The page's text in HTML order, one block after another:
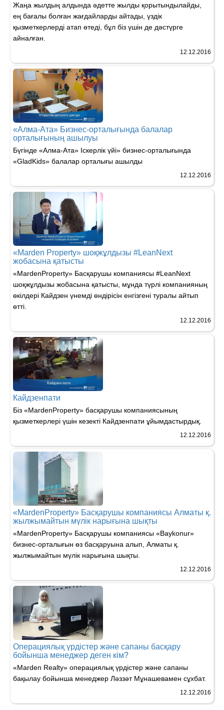
Жаңа жылдың алдында әдетте жылды қорытындылайды,
ең бағалы болған жағдайларды айтады, үздік
қызметкерлерді атап өтеді, бұл біз үшін де дәстүрге
айналған.
12.12.2016
«Алма-Ата» Бизнес-орталығында балалар
орталығының ашылуы
​Бүгінде «Алма-Ата» Іскерлік үйі» бизнес-орталығында
«GladKids» балалар орталығы ашылды
12.12.2016
«Marden Property» шоқжұлдызы #‎LeanNext
жобасына қатысты
«MardenProperty» Басқарушы компаниясы #‎LeanNext
шоқжұлдызы жобасына қатысты, мұнда түрлі компанияның
өкілдері Кайдзен үнемді өндірісін енгізгені туралы айтып
өтті.
12.12.2016
Кайдзенпати
Біз «MardenProperty» басқарушы компаниясының
қызметкерлері үшін кезекті Кайдзенпати ұйымдастырдық.
12.12.2016
«MardenProperty» Басқарушы компаниясы Алматы қ.
жылжымайтын мүлік нарығына шықты
«MardenProperty» Басқарушы компаниясы «Baykonur»
бизнес-орталығын өз басқаруына алып, Алматы қ.
жылжымайтын мүлік нарығына шықты.
12.12.2016
Операциялық үрдістер және сапаны басқару
бойынша менеджер деген кім?
«Marden Realty» операциялық үрдістер және сапаны
бақылау бойынша менеджер Ләззәт Мұнашевамен сұхбат.
12.12.2016